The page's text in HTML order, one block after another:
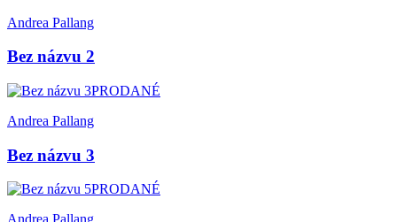
Andrea Pallang
Bez názvu 2
PRODANÉ
Andrea Pallang
Bez názvu 3
PRODANÉ